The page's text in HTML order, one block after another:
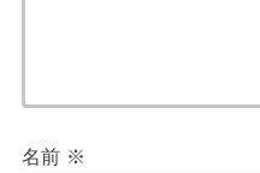
名前 ※